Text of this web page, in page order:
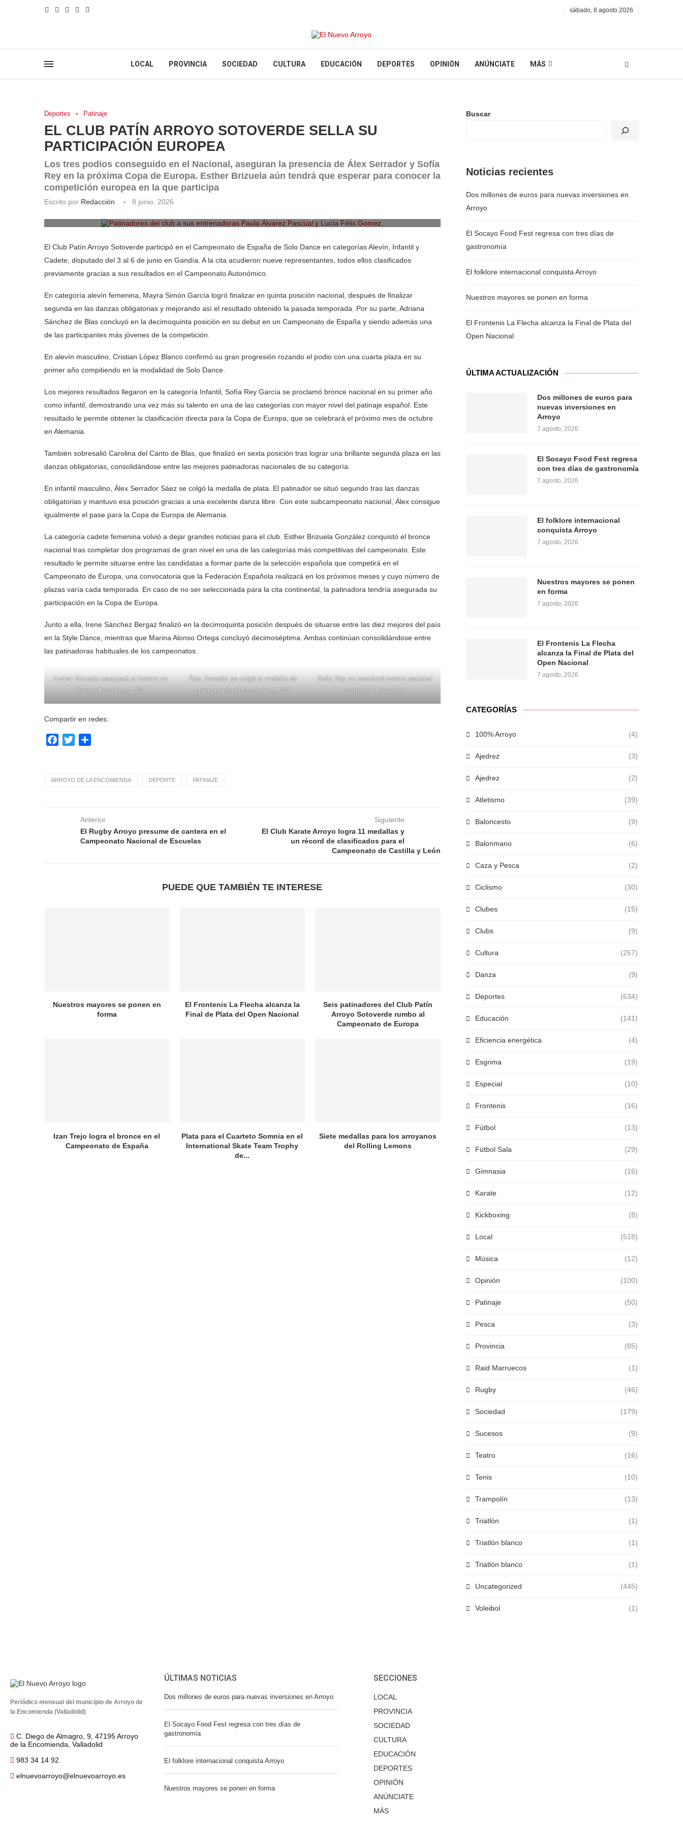
sábado, 8 agosto 2026
LOCAL PROVINCIA SOCIEDAD CULTURA EDUCACIÓN DEPORTES OPINIÓN ANÚNCIATE MÁS
Deportes Patinaje
EL CLUB PATÍN ARROYO SOTOVERDE SELLA SU
PARTICIPACIÓN EUROPEA
Los tres podios conseguido en el Nacional, aseguran la presencia de Álex Serrador y Sofía
Rey en la próxima Copa de Europa. Esther Brizuela aún tendrá que esperar para conocer la
competición europea en la que participa
Escrito por Redacción
8 junio, 2026
El Club Patín Arroyo Sotoverde participó en el Campeonato de España de Solo Dance en categorías Alevín, Infantil y
Cadete, disputado del 3 al 6 de junio en Gandía. A la cita acudieron nueve representantes, todos ellos clasificados
previamente gracias a sus resultados en el Campeonato Autonómico.
En categoría alevín femenina, Mayra Simón García logró finalizar en quinta posición nacional, después de finalizar
segunda en las danzas obligatorias y mejorando así el resultado obtenido la pasada temporada. Por su parte, Adriana
Sánchez de Blas concluyó en la decimoquinta posición en su debut en un Campeonato de España y siendo además una
de las participantes más jóvenes de la competición.
En alevín masculino, Cristian López Blanco confirmó su gran progresión rozando el podio con una cuarta plaza en su
primer año compitiendo en la modalidad de Solo Dance.
Los mejores resultados llegaron en la categoría Infantil, Sofía Rey García se proclamó bronce nacional en su primer año
como infantil, demostrando una vez más su talento en una de las categorías con mayor nivel del patinaje español. Este
resultado le permite obtener la clasificación directa para la Copa de Europa, que se celebrará el próximo mes de octubre
en Alemania.
También sobresalió Carolina del Canto de Blas, que finalizó en sexta posición tras lograr una brillante segunda plaza en las
danzas obligatorias, consolidándose entre las mejores patinadoras nacionales de su categoría.
En infantil masculino, Álex Serrador Sáez se colgó la medalla de plata. El patinador se situó segundo tras las danzas
obligatorias y mantuvo esa posición gracias a una excelente danza libre. Con este subcampeonato nacional, Álex consigue
igualmente el pase para la Copa de Europa de Alemania.
La categoría cadete femenina volvió a dejar grandes noticias para el club. Esther Brizuela González conquistó el bronce
nacional tras completar dos programas de gran nivel en una de las categorías más competitivas del campeonato. Este
resultado le permite situarse entre las candidatas a formar parte de la selección española que competirá en el
Campeonato de Europa, una convocatoria que la Federación Española realizará en los próximos meses y cuyo número de
plazas varía cada temporada. En caso de no ser seleccionada para la cita continental, la patinadora tendría asegurada su
participación en la Copa de Europa.
Junto a ella, Irene Sánchez Bergaz finalizó en la decimoquinta posición después de situarse entre las diez mejores del país
en la Style Dance, mientras que Marina Alonso Ortega concluyó decimoséptima. Ambas continúan consolidándose entre
las patinadoras habituales de los campeonatos.
Esther Brizuela conquistó el bronce en
Cadete Femenino. ENA
Álex Serrador se colgó la medalla de
plata en Infantil Masculino. ENA
Sofia Rey se proclamó bronce nacional
en Infantil Femenino
Compartir en redes:
Facebook
Twitter
ARROYO DE LA ENCOMIENDA DEPORTE PATINAJE
Anterior
El Rugby Arroyo presume de cantera en el
Campeonato Nacional de Escuelas
Siguiente
El Club Karate Arroyo logra 11 medallas y
un récord de clasificados para el
Campeonato de Castilla y León
PUEDE QUE TAMBIÉN TE INTERESE
Nuestros mayores se ponen en
forma
El Frontenis La Flecha alcanza la
Final de Plata del Open Nacional
Seis patinadores del Club Patín
Arroyo Sotoverde rumbo al
Campeonato de Europa
Izan Trejo logra el bronce en el
Campeonato de España
Plata para el Cuarteto Somnia en el
International Skate Team Trophy
de...
Siete medallas para los arroyanos
del Rolling Lemons
Buscar
Noticias recientes
Dos millones de euros para nuevas inversiones en
Arroyo
El Socayo Food Fest regresa con tres días de
gastronomía
El folklore internacional conquista Arroyo
Nuestros mayores se ponen en forma
El Frontenis La Flecha alcanza la Final de Plata del
Open Nacional
ÚLTIMA ACTUALIZACIÓN
Dos millones de euros para
nuevas inversiones en
Arroyo
7 agosto, 2026
El Socayo Food Fest regresa
con tres días de gastronomía
7 agosto, 2026
El folklore internacional
conquista Arroyo
7 agosto, 2026
Nuestros mayores se ponen
en forma
7 agosto, 2026
El Frontenis La Flecha
alcanza la Final de Plata del
Open Nacional
7 agosto, 2026
CATEGORÍAS
100% Arroyo (4)
Ajedrez (3)
Ajedrez (2)
Atletismo (39)
Baloncesto (9)
Balonmano (6)
Caza y Pesca (2)
Ciclismo (30)
Clubes (15)
Clubs (9)
Cultura (257)
Danza (9)
Deportes (634)
Educación (141)
Eficiencia energética (4)
Esgrima (19)
Especial (10)
Frontenis (16)
Fútbol (13)
Fútbol Sala (29)
Gimnasia (16)
Karate (12)
Kickboxing (8)
Local (518)
Música (12)
Opinión (100)
Patinaje (50)
Pesca (3)
Provincia (85)
Raid Marruecos (1)
Rugby (46)
Sociedad (179)
Sucesos (9)
Teatro (16)
Tenis (10)
Trampolín (13)
Triatlón (1)
Triatlón blanco (1)
Triatlón blanco (1)
Uncategorized (445)
Voleibol (1)
Periódico mensual del municipio de Arroyo de
la Encomienda (Valladolid)
C. Diego de Almagro, 9, 47195 Arroyo
de la Encomienda, Valladolid
983 34 14 92
elnuevoarroyo@elnuevoarroyo.es
ÚLTIMAS NOTICIAS
Dos millones de euros para nuevas inversiones en Arroyo
El Socayo Food Fest regresa con tres días de
gastronomía
El folklore internacional conquista Arroyo
Nuestros mayores se ponen en forma
SECCIONES
LOCAL
PROVINCIA
SOCIEDAD
CULTURA
EDUCACIÓN
DEPORTES
OPINIÓN
ANÚNCIATE
MÁS